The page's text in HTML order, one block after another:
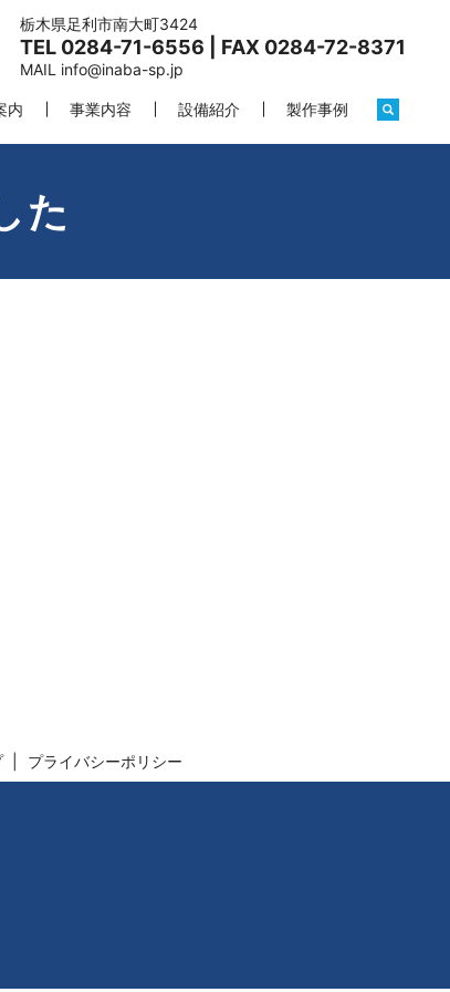
栃木県足利市南大町3424
TEL 0284-71-6556 | FAX 0284-72-8371
MAIL info@inaba-sp.jp
内 事業内容 設備紹介 製作事例
た
プライバシーポリシー